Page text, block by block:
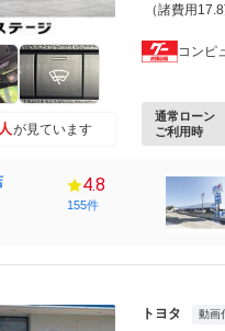
が見ています
（諸費用
コンピ
通常ローン
ご利用時
4.8
155件
トヨタ 動画